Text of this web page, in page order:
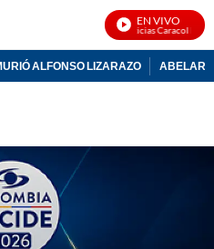
EN VIVO
Noticias Caracol En
ALFONSO LIZARAZO